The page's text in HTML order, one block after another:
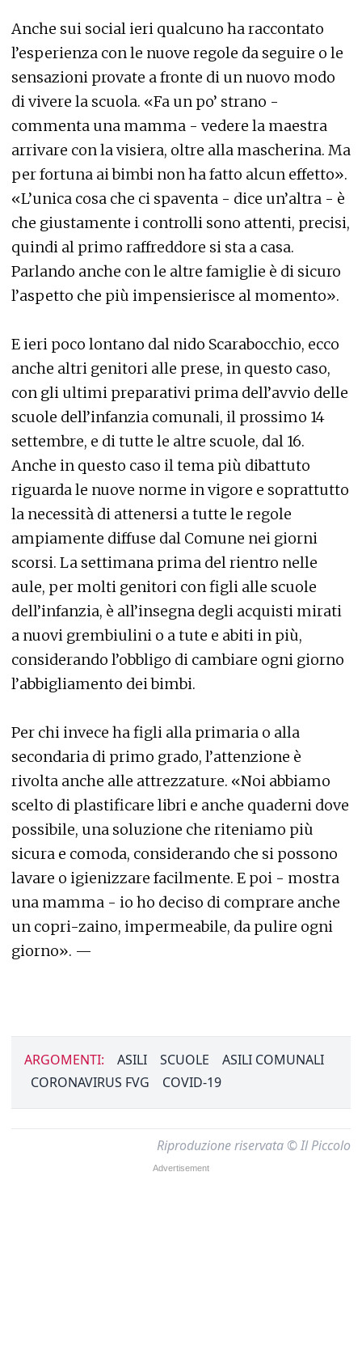
Anche sui social ieri qualcuno ha raccontato
l’esperienza con le nuove regole da seguire o le
sensazioni provate a fronte di un nuovo modo
di vivere la scuola. «Fa un po’ strano -
commenta una mamma - vedere la maestra
arrivare con la visiera, oltre alla mascherina. Ma
per fortuna ai bimbi non ha fatto alcun effetto».
«L’unica cosa che ci spaventa - dice un’altra - è
che giustamente i controlli sono attenti, precisi,
quindi al primo raffreddore si sta a casa.
Parlando anche con le altre famiglie è di sicuro
l’aspetto che più impensierisce al momento».
E ieri poco lontano dal nido Scarabocchio, ecco
anche altri genitori alle prese, in questo caso,
con gli ultimi preparativi prima dell’avvio delle
scuole dell’infanzia comunali, il prossimo 14
settembre, e di tutte le altre scuole, dal 16.
Anche in questo caso il tema più dibattuto
riguarda le nuove norme in vigore e soprattutto
la necessità di attenersi a tutte le regole
ampiamente diffuse dal Comune nei giorni
scorsi. La settimana prima del rientro nelle
aule, per molti genitori con figli alle scuole
dell’infanzia, è all’insegna degli acquisti mirati
a nuovi grembiulini o a tute e abiti in più,
considerando l’obbligo di cambiare ogni giorno
l’abbigliamento dei bimbi.
Per chi invece ha figli alla primaria o alla
secondaria di primo grado, l’attenzione è
rivolta anche alle attrezzature. «Noi abbiamo
scelto di plastificare libri e anche quaderni dove
possibile, una soluzione che riteniamo più
sicura e comoda, considerando che si possono
lavare o igienizzare facilmente. E poi - mostra
una mamma - io ho deciso di comprare anche
un copri-zaino, impermeabile, da pulire ogni
giorno». —
ARGOMENTI: ASILI SCUOLE
ASILI COMUNALI
CORONAVIRUS FVG
COVID-19
Riproduzione riservata © Il Piccolo